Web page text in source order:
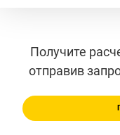
Получите
отправив